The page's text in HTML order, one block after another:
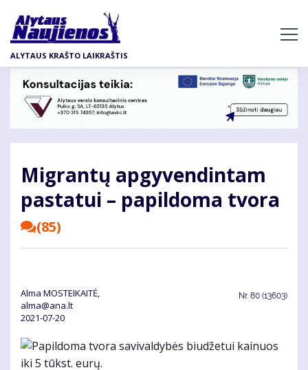
pagrindinį
turinį
ALYTAUS KRAŠTO LAIKRAŠTIS
Mig­ran­tų ap­gy­ven­din­tam
pa­sta­tui – pa­pil­do­ma tvo­ra
(85)
Alma MOSTEIKAITĖ,
alma@ana.lt
2021-07-20
Nr. 80 (13603)